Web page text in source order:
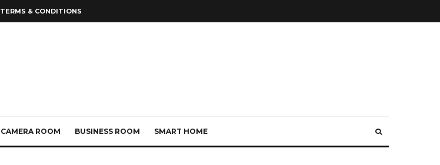
TERMS & CONDITIONS
CAMERA ROOM BUSINESS ROOM SMART HOME